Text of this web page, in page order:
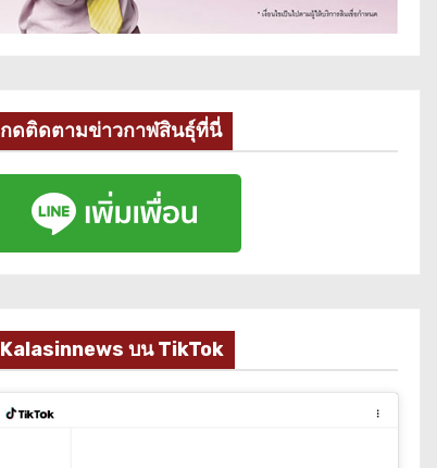
กดติดตามข่าวกาฬสินธุ์ที่นี่
Kalasinnews บน TikTok